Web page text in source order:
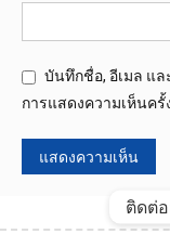
บันทึกชื่อ, อีเมล แ
การแสดงความเห็นครั้
ติดต่